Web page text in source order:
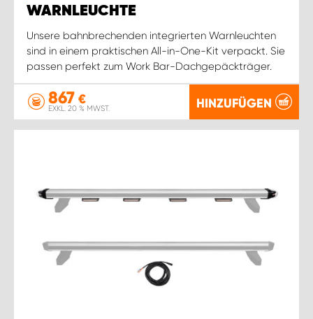
WARNLEUCHTE
Unsere bahnbrechenden integrierten Warnleuchten
sind in einem praktischen All-in-One-Kit verpackt. Sie
passen perfekt zum Work Bar-Dachgepäckträger.
867 €
EXKL. 20 % MWST. HINZUFÜGEN